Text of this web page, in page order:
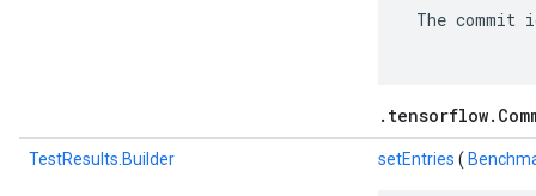
The
TestResults.Builder setEntries (